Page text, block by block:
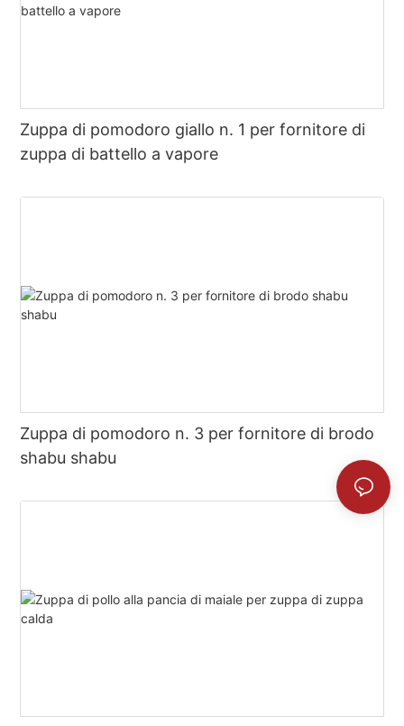
Zuppa di pomodoro giallo n. 1 per fornitore di
zuppa di battello a vapore
Zuppa di pomodoro n. 3 per fornitore di brodo
shabu shabu